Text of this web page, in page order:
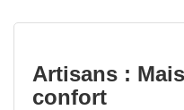
Artisans :
confort